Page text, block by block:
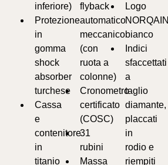
inferiore)
Protezione
in
gomma
shock
absorber
turchese
Cassa
e
contenitore
in
titanio
flyback
automatico
meccanico
(con
ruota a
colonne)
Cronometro
certificato
(COSC)
31
rubini
Massa
Logo
NORQAIN
bianco
Indici
sfaccettati
a
taglio
diamante,
placcati
in
rodio e
riempiti